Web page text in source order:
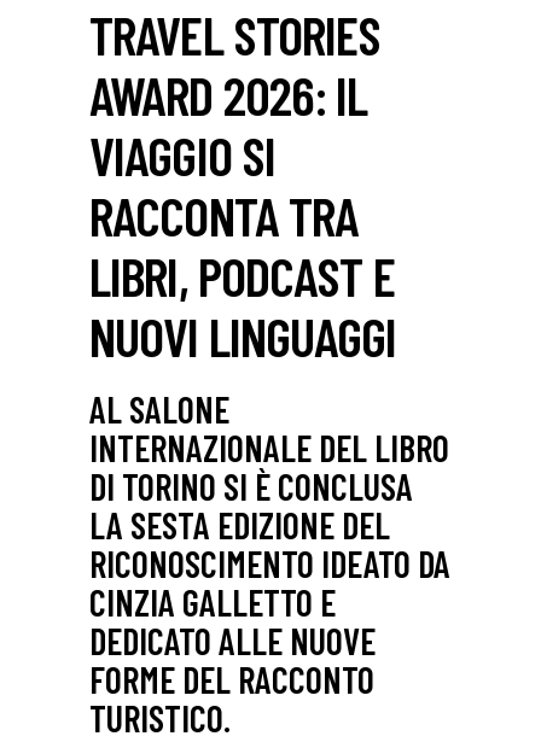
TRAVEL STORIES
AWARD 2026: IL
VIAGGIO SI
RACCONTA TRA
LIBRI, PODCAST E
NUOVI LINGUAGGI
AL SALONE
INTERNAZIONALE DEL LIBRO
DI TORINO SI È CONCLUSA
LA SESTA EDIZIONE DEL
RICONOSCIMENTO IDEATO DA
CINZIA GALLETTO E
DEDICATO ALLE NUOVE
FORME DEL RACCONTO
TURISTICO.